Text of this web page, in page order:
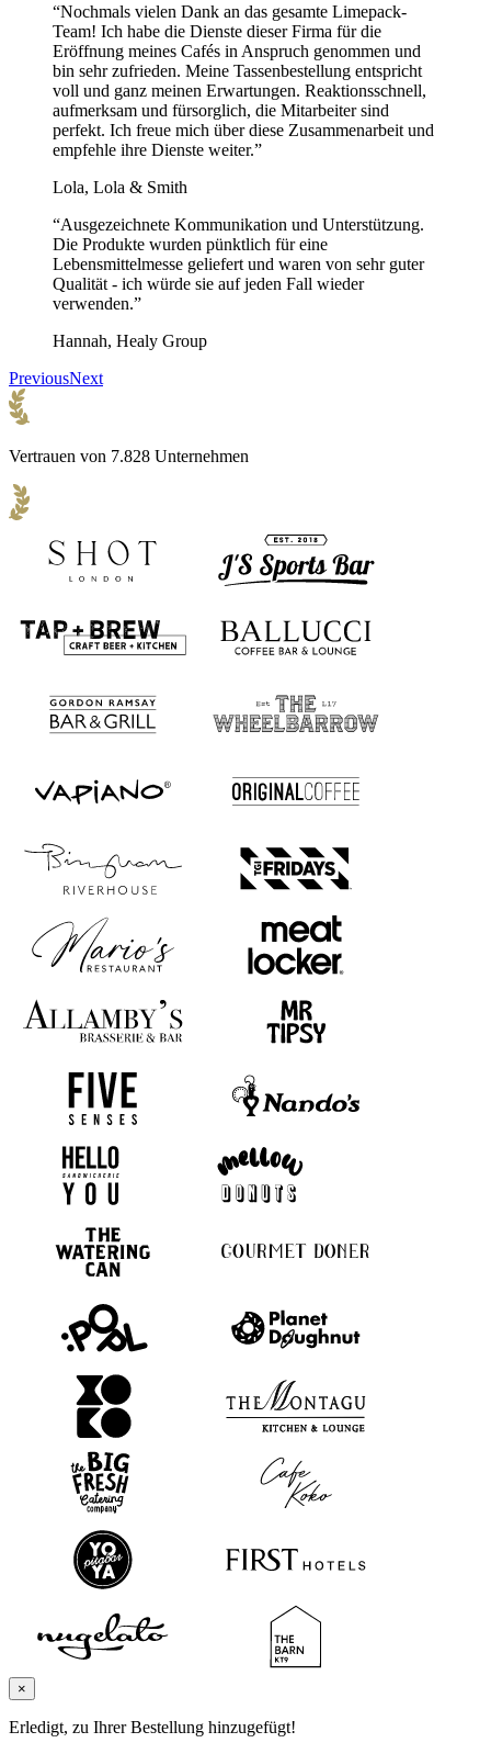
“Nochmals vielen Dank an das gesamte Limepack-
Team! Ich habe die Dienste dieser Firma für die
Eröffnung meines Cafés in Anspruch genommen und
bin sehr zufrieden. Meine Tassenbestellung entspricht
voll und ganz meinen Erwartungen. Reaktionsschnell,
aufmerksam und fürsorglich, die Mitarbeiter sind
perfekt. Ich freue mich über diese Zusammenarbeit und
empfehle ihre Dienste weiter.”
Lola, Lola & Smith
“Ausgezeichnete Kommunikation und Unterstützung.
Die Produkte wurden pünktlich für eine
Lebensmittelmesse geliefert und waren von sehr guter
Qualität - ich würde sie auf jeden Fall wieder
verwenden.”
Hannah, Healy Group
PreviousNext
Vertrauen von 7.828 Unternehmen
×
Erledigt, zu Ihrer Bestellung hinzugefügt!